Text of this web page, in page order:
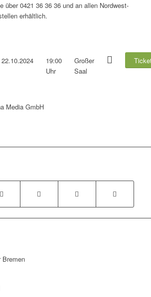
über 0421 36 36 36 und an allen Nordwest-
erhältlich.
22.10.2024
19:00
Uhr
Großer
Saal
Media GmbH